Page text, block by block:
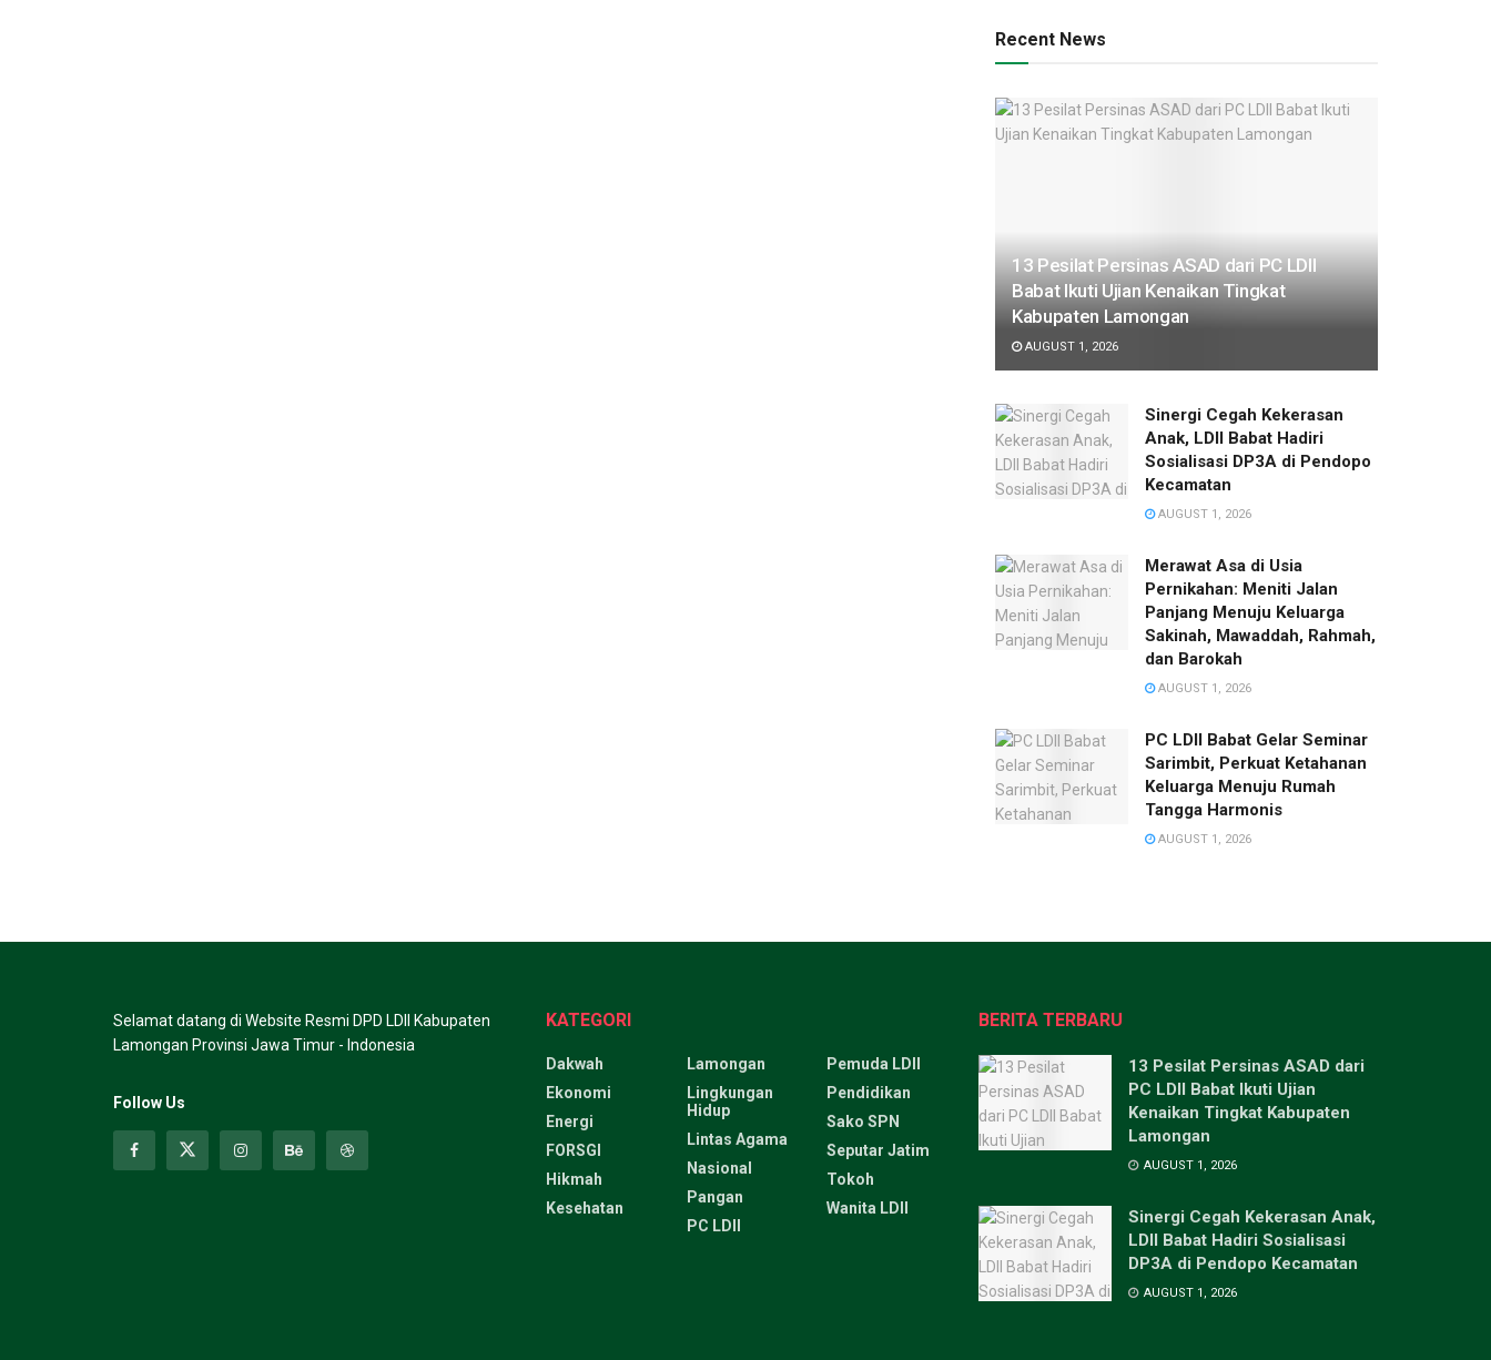
Recent News
13 Pesilat Persinas ASAD dari PC LDII
Babat Ikuti Ujian Kenaikan Tingkat
Kabupaten Lamongan
AUGUST 1, 2026
Sinergi Cegah Kekerasan
Anak, LDII Babat Hadiri
Sosialisasi DP3A di Pendopo
Kecamatan
AUGUST 1, 2026
Merawat Asa di Usia
Pernikahan: Meniti Jalan
Panjang Menuju Keluarga
Sakinah, Mawaddah, Rahmah,
dan Barokah
AUGUST 1, 2026
PC LDII Babat Gelar Seminar
Sarimbit, Perkuat Ketahanan
Keluarga Menuju Rumah
Tangga Harmonis
AUGUST 1, 2026
Selamat datang di Website Resmi DPD LDII Kabupaten
Lamongan Provinsi Jawa Timur - Indonesia
Follow Us
KATEGORI
Dakwah
Ekonomi
Energi
FORSGI
Hikmah
Kesehatan
Lamongan
Lingkungan
Hidup
Lintas Agama
Nasional
Pangan
PC LDII
Pemuda LDII
Pendidikan
Sako SPN
Seputar Jatim
Tokoh
Wanita LDII
BERITA TERBARU
13 Pesilat Persinas ASAD dari
PC LDII Babat Ikuti Ujian
Kenaikan Tingkat Kabupaten
Lamongan
AUGUST 1, 2026
Sinergi Cegah Kekerasan Anak,
LDII Babat Hadiri Sosialisasi
DP3A di Pendopo Kecamatan
AUGUST 1, 2026